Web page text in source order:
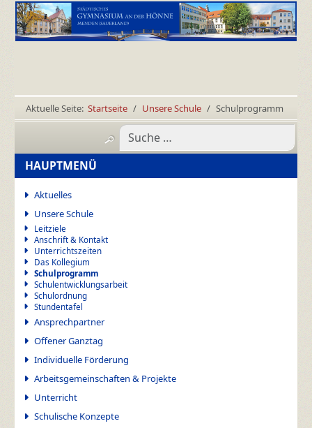
Aktuelle Seite: Startseite Unsere Schule Schulprogramm
HAUPTMENÜ
Aktuelles
Unsere Schule
Leitziele
Anschrift & Kontakt
Unterrichtszeiten
Das Kollegium
Schulprogramm
Schulentwicklungsarbeit
Schulordnung
Stundentafel
Ansprechpartner
Offener Ganztag
Individuelle Förderung
Arbeitsgemeinschaften & Projekte
Unterricht
Schulische Konzepte